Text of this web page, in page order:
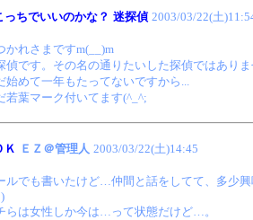
っちでいいのかな？ 迷探偵 2003/03/22(土
かれさまですm(__)m
偵です。その名の通りたいした探偵ではありま
始めて一年もたってないですから...
若葉マーク付いてます(^_^;
Ｋ ＥＺ＠管理人 2003/03/22(土)14:45
ルでも書いたけど…仲間と話をしてて、多少
らは女性しか今は…って状態だけど…。